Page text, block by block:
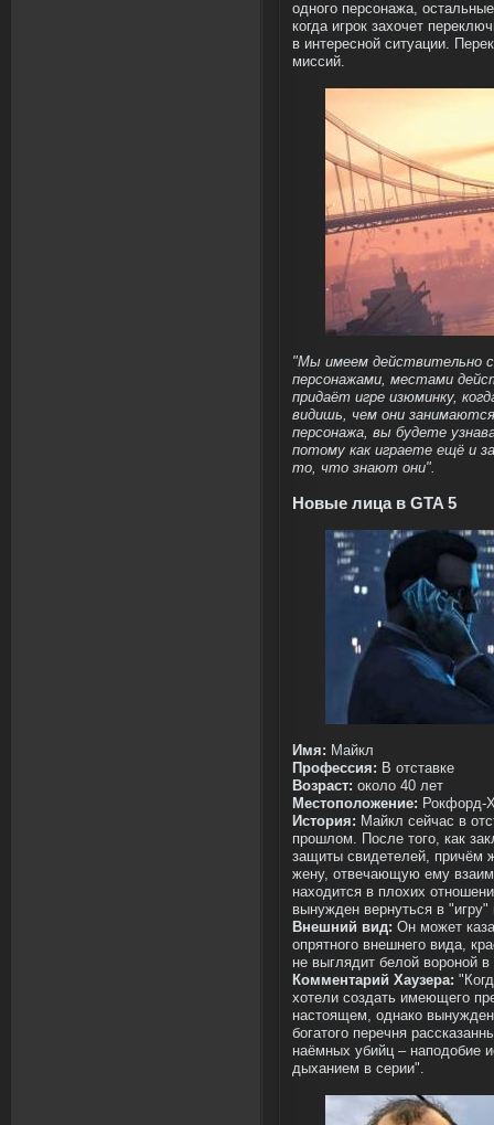
одного персонажа,
когда игрок захочет
в интересной ситуации.
миссий.
"Мы имеем действительно
персонажами, местами
придаёт игре изюминку,
видишь, чем они
персонажа, вы будете
потому как играете ещё и
то, что знают они".
Новые лица в GTA 5
Имя: Майкл
Профессия: В отставке
Возраст: около 40 лет
Местоположение: Рокфорд-
История: Майкл сейчас в
прошлом. После того, как
защиты свидетелей, причём
жену, отвечающую ему
находится в плохих
вынужден вернуться в
Внешний вид: Он может
опрятного внешнего вида,
не выглядит белой вороной
Комментарий Хаузера:
хотели создать имеющего
настоящем, однако
богатого перечня
наёмных убийц – наподобие
дыханием в серии".